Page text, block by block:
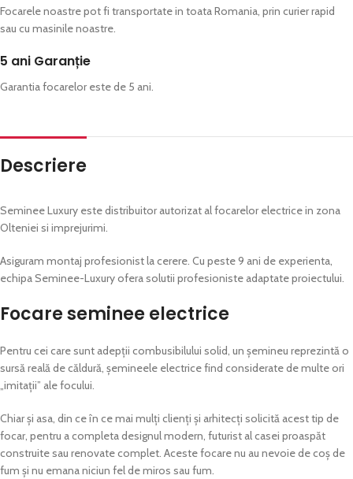
Focarele noastre pot fi transportate in toata Romania, prin curier rapid
sau cu masinile noastre.
5 ani Garanție
Garantia focarelor este de 5 ani.
Descriere
Seminee Luxury este distribuitor autorizat al focarelor electrice in zona
Olteniei si imprejurimi.
Asiguram montaj profesionist la cerere. Cu peste 9 ani de experienta,
echipa Seminee-Luxury ofera solutii profesioniste adaptate proiectului.
Focare seminee electrice
Pentru cei care sunt adepții combusibilului solid, un șemineu reprezintă o
sursă reală de căldură, șemineele electrice find considerate de multe ori
„imitații” ale focului.
Chiar și asa, din ce în ce mai mulți clienți și arhitecți solicită acest tip de
focar, pentru a completa designul modern, futurist al casei proaspăt
construite sau renovate complet. Aceste focare nu au nevoie de coș de
fum și nu emana niciun fel de miros sau fum.